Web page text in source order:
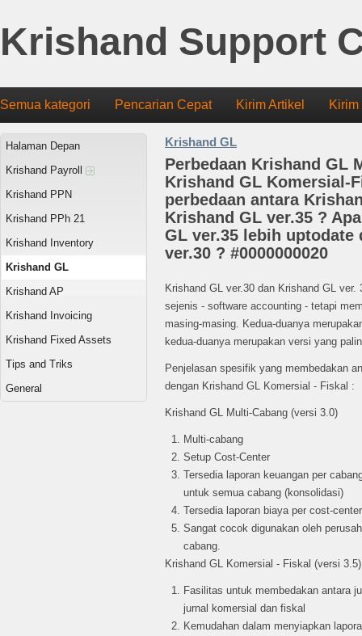
Krishand Support
Semua kategori Pencarian Cepat Kirim Artikel
Halaman Depan
Krishand Payroll
Krishand PPN
Krishand PPh 21
Krishand Inventory
Krishand GL
Krishand AP
Krishand Invoicing
Krishand Fixed Assets
Tips and Triks
General
Krishand GL
Perbedaan Krishand GL
Krishand GL Komersial-
perbedaan antara
Krishand GL ver.35 ?
GL ver.35 lebih uptodate
ver.30 ? #0000000020
Krishand GL ver.30 dan Krishand GL
sejenis - software accounting - tetapi
masing-masing. Kedua-duanya
kedua-duanya merupakan versi yang
Penjelasan spesifik yang membedakan
dengan Krishand GL Komersial - Fiskal :
Krishand GL Multi-Cabang (versi 3.0)
Multi-cabang
Setup Cost-Center
Tersedia laporan keuangan per
untuk semua cabang (konsolidasi)
Tersedia laporan biaya per cost-center
Sangat cocok digunakan oleh
cabang.
Krishand GL Komersial - Fiskal (versi 3.5)
Fasilitas untuk membedakan antara
jurnal komersial dan fiskal
Kemudahan dalam menyiapkan